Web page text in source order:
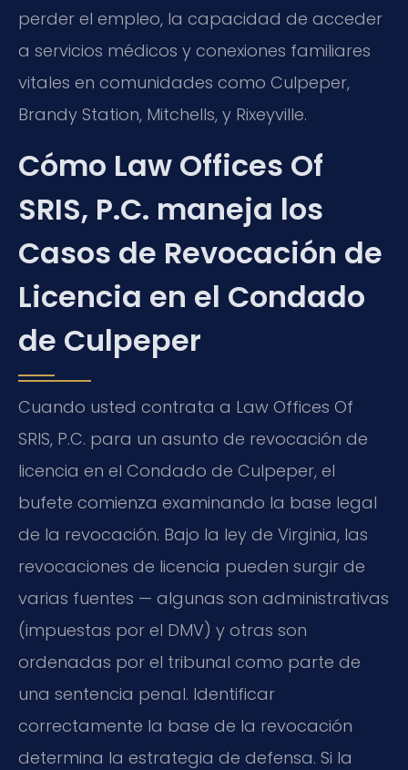
perder el empleo, la capacidad de acceder
a servicios médicos y conexiones familiares
vitales en comunidades como Culpeper,
Brandy Station, Mitchells, y Rixeyville.
Cómo Law Offices Of
SRIS, P.C. maneja los
Casos de Revocación de
Licencia en el Condado
de Culpeper
Cuando usted contrata a Law Offices Of
SRIS, P.C. para un asunto de revocación de
licencia en el Condado de Culpeper, el
bufete comienza examinando la base legal
de la revocación. Bajo la ley de Virginia, las
revocaciones de licencia pueden surgir de
varias fuentes — algunas son administrativas
(impuestas por el DMV) y otras son
ordenadas por el tribunal como parte de
una sentencia penal. Identificar
correctamente la base de la revocación
determina la estrategia de defensa. Si la